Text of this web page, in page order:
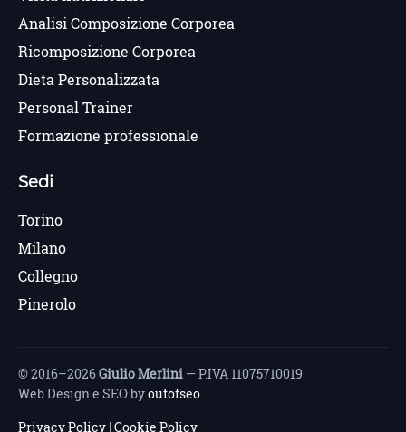
Analisi Composizione Corporea
Ricomposizione Corporea
Dieta Personalizzata
Personal Trainer
Formazione professionale
Sedi
Torino
Milano
Collegno
Pinerolo
© 2016–2026Giulio Merlini — P.IVA 11075710019
Web Design e SEO byoutofseo
Privacy Policy | Cookie Policy